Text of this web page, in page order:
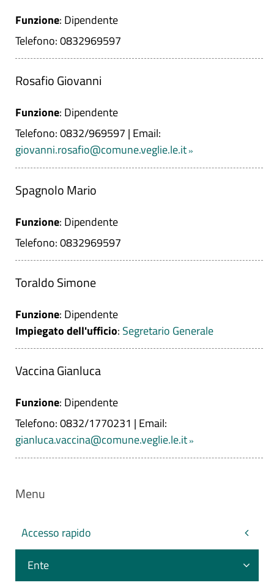
Funzione: Dipendente
Telefono: 0832969597
Rosafio Giovanni
Funzione: Dipendente
Telefono: 0832/969597 | Email:
giovanni.rosafio@comune.veglie.le.it
Spagnolo Mario
Funzione: Dipendente
Telefono: 0832969597
Toraldo Simone
Funzione: Dipendente
Impiegato dell'ufficio: Segretario Generale
Vaccina Gianluca
Funzione: Dipendente
Telefono: 0832/1770231 | Email:
gianluca.vaccina@comune.veglie.le.it
Menu
Accesso rapido
Ente